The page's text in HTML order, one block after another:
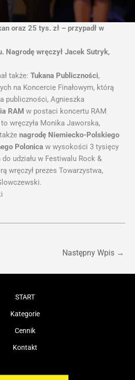
oraz 25 tys. zł – przypadł w
Nagrodę wręczył Jacek Sutryk,
także: Tukana Publiczności,
na Koncercie Finałowym, którą
publiczności, Agnieszka
RAM w postaci koncertu RAM
wręczyła Monika Jaworska,
nagrodę Niemiecko-Polskiego
Polonica w wysokości 3 tysięcy
udziału w Festiwalu Rock &
wręczył prezes Towarzystwa,
Następny Wpis →
START
Kategorie
Cennik
Kontakt